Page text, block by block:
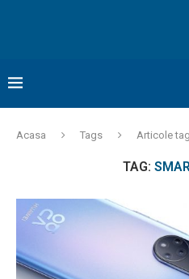
Acasa Tags Articole
TAG: